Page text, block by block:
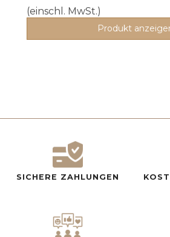
(einschl. MwSt.)
Produkt
SICHERE ZAHLUNGEN